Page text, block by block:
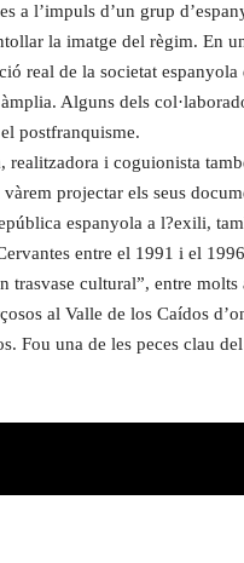
a l’impuls d’un grup
la imatge del règim.
real de la societat
Alguns dels
postfranquisme.
i coguionista
projectar els seus
espanyola a l?exili,
entre el 1991 i el
cultural”, entre
al Valle de los Caídos
Fou una de les peces clau